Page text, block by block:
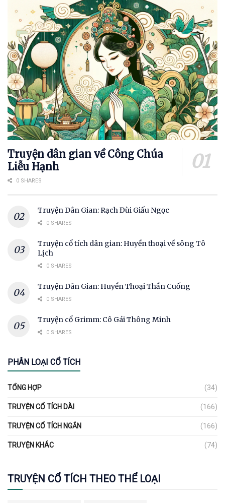
Truyện dân gian về Công Chúa
Liễu Hạnh
0 SHARES
Truyện Dân Gian: Rạch Đùi Giấu Ngọc
0 SHARES
Truyện cổ tích dân gian: Huyền thoại về sông Tô
Lịch
0 SHARES
Truyện Dân Gian: Huyền Thoại Thần Cuống
0 SHARES
Truyện cổ Grimm: Cô Gái Thông Minh
0 SHARES
PHÂN LOẠI CỔ TÍCH
TỔNG HỢP (34)
TRUYỆN CỔ TÍCH DÀI (166)
TRUYỆN CỔ TÍCH NGẮN (166)
TRUYỆN KHÁC (74)
TRUYỆN CỔ TÍCH THEO THỂ LOẠI